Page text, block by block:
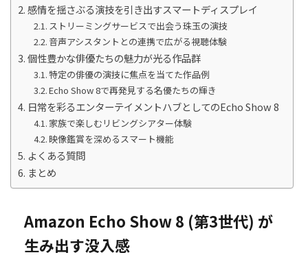
感情を揺さぶる演技を引き出すスマートディスプレイ
ストリーミングサービスで出会う珠玉の演技
音声アシスタントとの連携で広がる視聴体験
個性豊かな俳優たちの魅力が光る作品群
特定の俳優の演技に焦点を当てた作品例
Echo Show 8で再発見する名優たちの輝き
日常を彩るエンターテイメントハブとしてのEcho Show 8
家族で楽しむリビングシアター体験
映像鑑賞を深めるスマート機能
よくある質問
まとめ
Amazon Echo Show 8 (第3世代) が
生み出す没入感